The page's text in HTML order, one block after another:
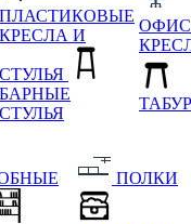
ПЛАСТИКОВЫЕ
КРЕСЛА И
СТУЛЬЯ
БАРНЫЕ
СТУЛЬЯ
ПОЛКИ